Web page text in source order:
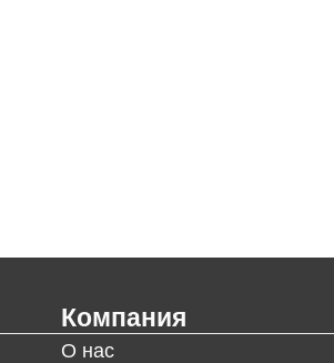
Компания
О нас